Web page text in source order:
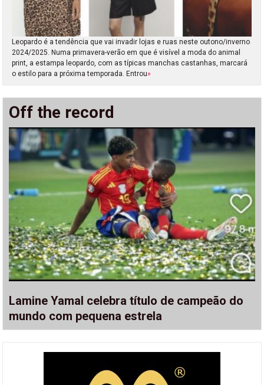
Leopardo é a tendência que vai invadir lojas e ruas neste outono/inverno
2024/2025. Numa primavera-verão em que é visível a moda do animal
print, a estampa leopardo, com as típicas manchas castanhas, marcará
o estilo para a próxima temporada. Entrou»
Off the record
Lamine Yamal celebra título de campeão do
mundo com pequena estrela